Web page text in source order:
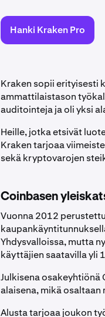
Hanki Kraken Pro
Kraken sopii erityisesti
ammattilaistason
auditointeja ja oli yksi
Heille, jotka etsivät
Kraken tarjoaa
sekä kryptovarojen
Coinbasen
Vuonna 2012
Yhdysvalloissa, mutta
käyttäjien saatavilla yli
Julkisena
alaisena, mikä
Alusta tarjoaa joukon